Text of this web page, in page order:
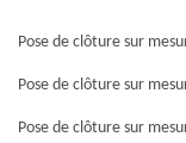
Pose de clôture sur
Pose de clôture sur
Pose de clôture sur